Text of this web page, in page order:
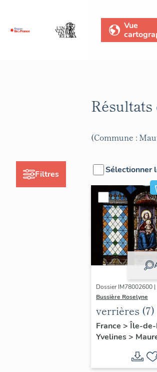
Vue
Filtres
Résultats
(Commune :
Sélectionner
Dossier IM78002600 |
Bussière Roselyne
verrières (7)
France > Île-de-
Yvelines>